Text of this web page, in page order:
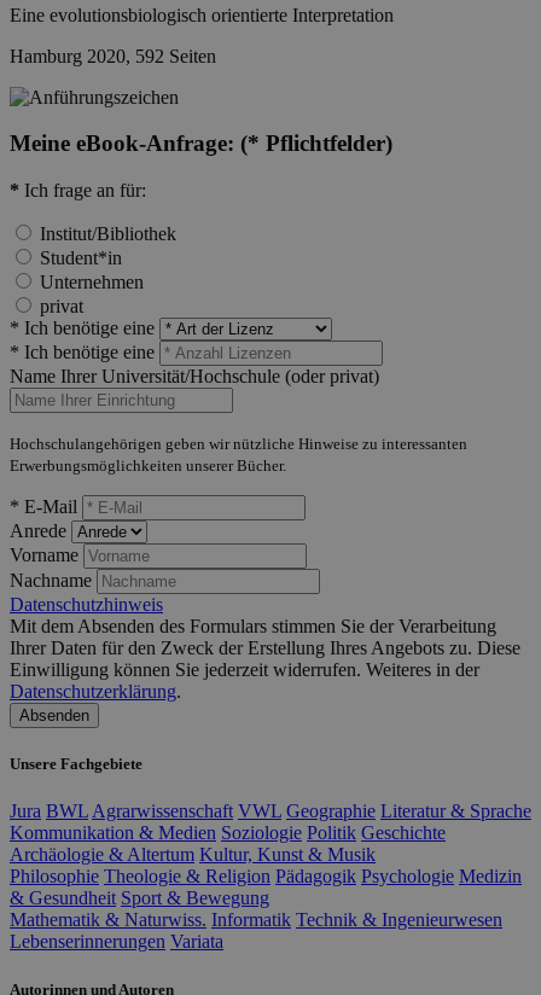
Eine evolutionsbiologisch orientierte Interpretation
Hamburg 2020, 592 Seiten
Meine eBook-Anfrage: (* Pflichtfelder)
* Ich frage an für:
Institut/Bibliothek
Student*in
Unternehmen
privat
* Ich benötige eine
* Ich benötige eine
Name Ihrer Universität/Hochschule (oder privat)
Hochschulangehörigen geben wir nützliche Hinweise zu interessanten
Erwerbungsmöglichkeiten unserer Bücher.
* E-Mail
Anrede
Vorname
Nachname
Datenschutzhinweis
Mit dem Absenden des Formulars stimmen Sie der Verarbeitung
Ihrer Daten für den Zweck der Erstellung Ihres Angebots zu. Diese
Einwilligung können Sie jederzeit widerrufen. Weiteres in der
Datenschutzerklärung.
Absenden
Unsere Fachgebiete
Jura BWLAgrarwissenschaft VWL Geographie Literatur & Sprache
Kommunikation & Medien Soziologie Politik Geschichte
Archäologie & Altertum Kultur, Kunst & Musik
Philosophie Theologie & Religion Pädagogik Psychologie Medizin
& Gesundheit Sport & Bewegung
Mathematik & Naturwiss. Informatik Technik & Ingenieurwesen
Lebenserinnerungen Variata
Autorinnen und Autoren